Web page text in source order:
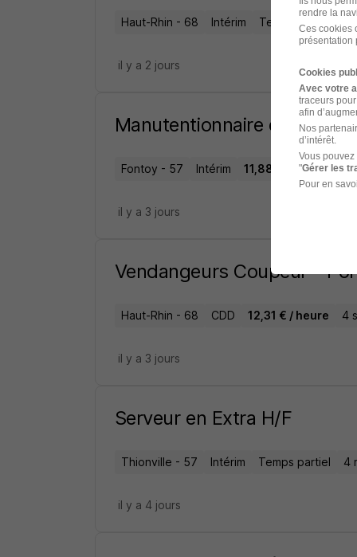
Haut-Rhin - 68 Intérim Temps partiel
il y a 2 jours
Manutentionnaire en Usine
Fontoy - 57 Intérim 11,88 € / heure 12
il y a 3 jours
Vendangeurs Coupeur -
Haut-Rhin - 68 CDD 12,31 € / heure 4
il y a 3 jours
Serveur en Extra H/F
Thionville - 57 Intérim Temps partiel 4
il y a 4 jours
rendre la
Ces cookies
présentation
Cookies
Avec votre
traceurs
afin
Nos
d’intérêt.
Vous
"Gérer les
Pour en